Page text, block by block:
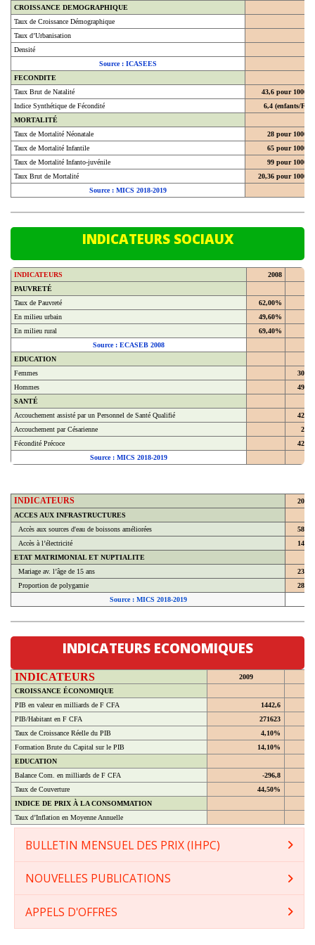
Taux de Croissance Démographique
Taux d’Urbanisation
Densité
Source : ICASEES
FECONDITE
Taux Brut de Natalité
43,6 pour 1000
Indice Synthétique de Fécondité
6,4 (enfants/F)
MORTALITÉ
Taux de Mortalité Néonatale
28 pour 1000
Taux de Mortalité Infantile
65 pour 1000
Taux de Mortalité Infanto-juvénile
99 pour 1000
Taux Brut de Mortalité
20,36 pour 1000
Source : MICS 2018-2019
INDICATEURS SOCIAUX
INDICATEURS 2008
PAUVRETÉ
Taux de Pauvreté
62,00%
En milieu urbain
49,60%
En milieu rural
69,40%
Source : ECASEB 2008
EDUCATION
Femmes
Hommes
SANTÉ
Accouchement assisté par un Personnel de Santé Qualifié
Accouchement par Césarienne
Fécondité Précoce
Source : MICS 2018-2019
INDICATEURS
2018
ACCES AUX INFRASTRUCTURES
Accès aux sources d'eau de boissons améliorées
Accès à l’électricité
ETAT MATRIMONIAL ET NUPTIALITE
Mariage av. l’âge de 15 ans
Proportion de polygamie
Source : MICS 2018-2019
INDICATEURS ECONOMIQUES
INDICATEURS
2009
CROISSANCE ÉCONOMIQUE
PIB en valeur en milliards de F CFA
1442,6
PIB/Habitant en F CFA
271623
Taux de Croissance Réelle du PIB
4,10%
Formation Brute du Capital sur le PIB
14,10%
EDUCATION
Balance Com. en milliards de F CFA
-296,8
Taux de Couverture
44,50%
INDICE DE PRIX À LA CONSOMMATION
Taux d’Inflation en Moyenne Annuelle